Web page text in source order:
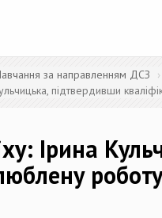
за направленням ДСЗ
підтвердивши
Ірина
роботу